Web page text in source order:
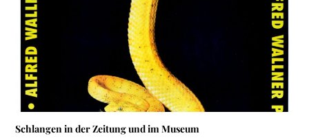
Schlangen in der Zeitung und im Museum